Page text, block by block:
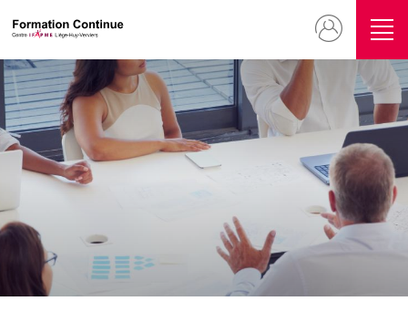
au
contenu
principal
Menu
du
compte
de
l'utilisateur
Image